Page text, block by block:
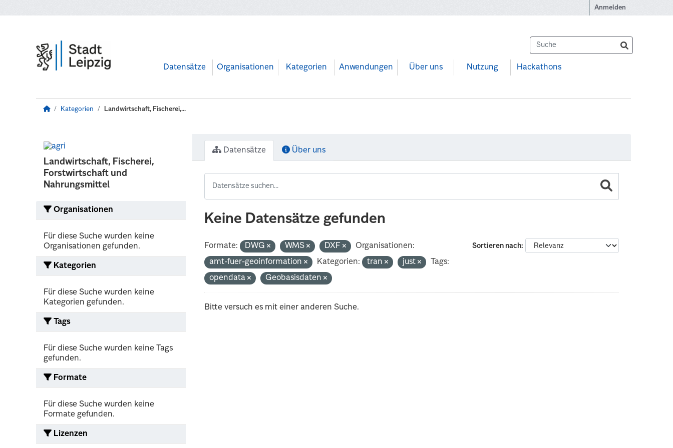
Anmelden
Datensätze Organisationen Kategorien Anwendungen Über uns Nutzung Hackathons
Kategorien Landwirtschaft, Fischerei,...
Landwirtschaft, Fischerei,
Forstwirtschaft und
Nahrungsmittel
Organisationen
Für diese Suche wurden keine
Organisationen gefunden.
Kategorien
Für diese Suche wurden keine
Kategorien gefunden.
Tags
Für diese Suche wurden keine Tags
gefunden.
Formate
Für diese Suche wurden keine
Formate gefunden.
Lizenzen
Datensätze Über uns
Keine Datensätze gefunden
Sortieren nach
Formate: DWG WMS DXF
Organisationen:
amt-fuer-geoinformation
Kategorien: tran just
Tags:
opendata
Geobasisdaten
Bitte versuch es mit einer anderen Suche.